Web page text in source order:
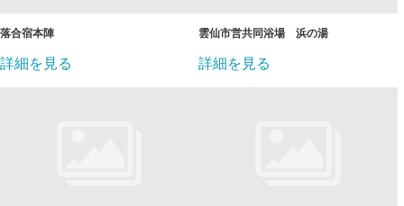
落合宿本陣
詳細を見る
雲仙市営共同浴場 浜の湯
詳細を見る